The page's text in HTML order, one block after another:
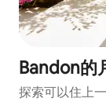
Bandon的
探索可以住上